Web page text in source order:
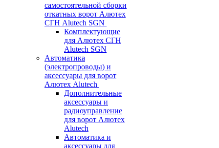
самостоятельной сборки
откатных ворот Алютех
СГН Alutech SGN
Комплектующие
для Алютех СГН
Alutech SGN
Автоматика
(электропроводы) и
аксессуары для ворот
Алютех Alutech
Дополнительные
аксессуары и
радиоуправление
для ворот Алютех
Alutech
Автоматика и
аксессуары для